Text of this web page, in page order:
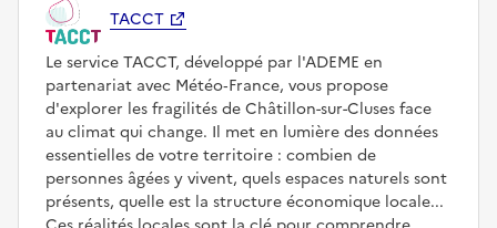
TACCT
Le service TACCT, développé par l'ADEME en
partenariat avec Météo‑France, vous propose
d'explorer les fragilités de Châtillon-sur-Cluses face
au climat qui change. Il met en lumière des données
essentielles de votre territoire : combien de
personnes âgées y vivent, quels espaces naturels sont
présents, quelle est la structure économique locale...